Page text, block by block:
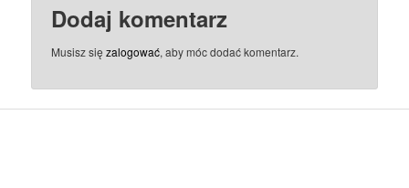
Dodaj komentarz
Musisz sięzalogować, aby móc dodać komentarz.